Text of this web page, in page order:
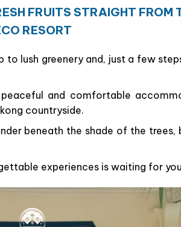
FRUITS STRAIGHT
RESORT
to lush greenery and, just a few
and comfortable
countryside.
beneath the shade of the trees,
experiences is waiting for